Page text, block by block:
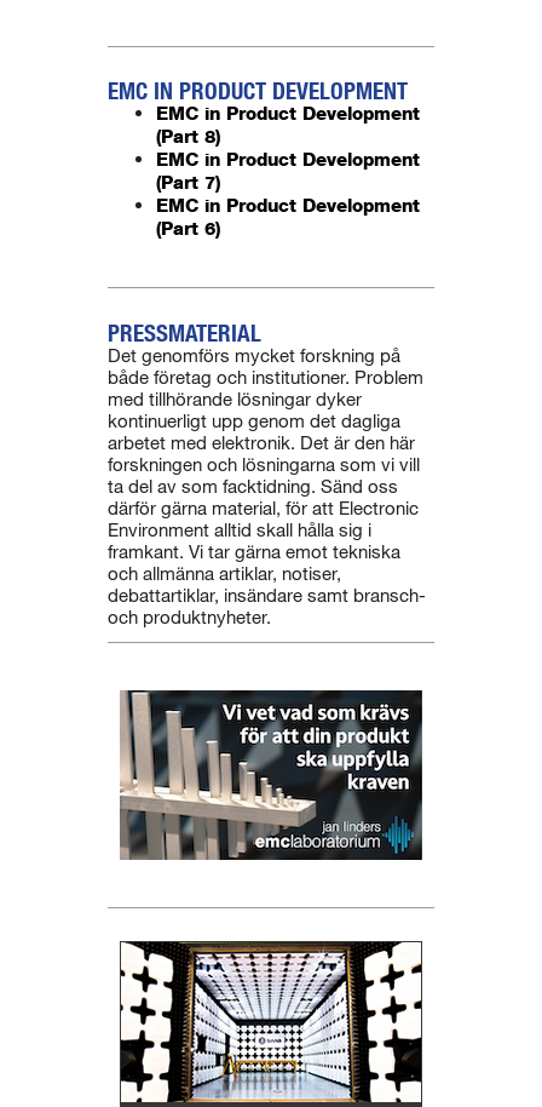
EMC IN PRODUCT DEVELOPMENT
EMC in Product Development
(Part 8)
EMC in Product Development
(Part 7)
EMC in Product Development
(Part 6)
PRESSMATERIAL
Det genomförs mycket forskning på
både företag och institutioner. Problem
med tillhörande lösningar dyker
kontinuerligt upp genom det dagliga
arbetet med elektronik. Det är den här
forskningen och lösningarna som vi vill
ta del av som facktidning. Sänd oss
därför gärna material, för att Electronic
Environment alltid skall hålla sig i
framkant. Vi tar gärna emot tekniska
och allmänna artiklar, notiser,
debattartiklar, insändare samt bransch-
och produktnyheter.